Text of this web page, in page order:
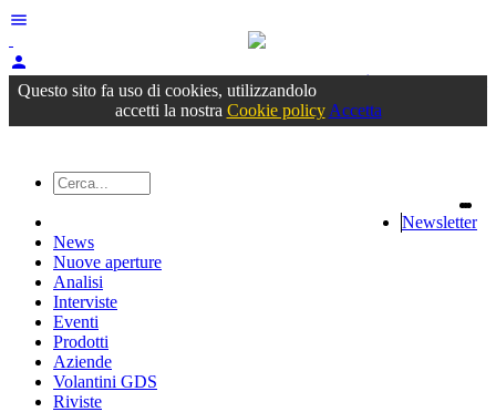
menu
person
Accedioppure registrati
Questo sito fa uso di cookies, utilizzandolo
accetti la nostra Cookie policy Accetta
Newsletter
News
Nuove aperture
Analisi
Interviste
Eventi
Prodotti
Aziende
Volantini GDS
Riviste